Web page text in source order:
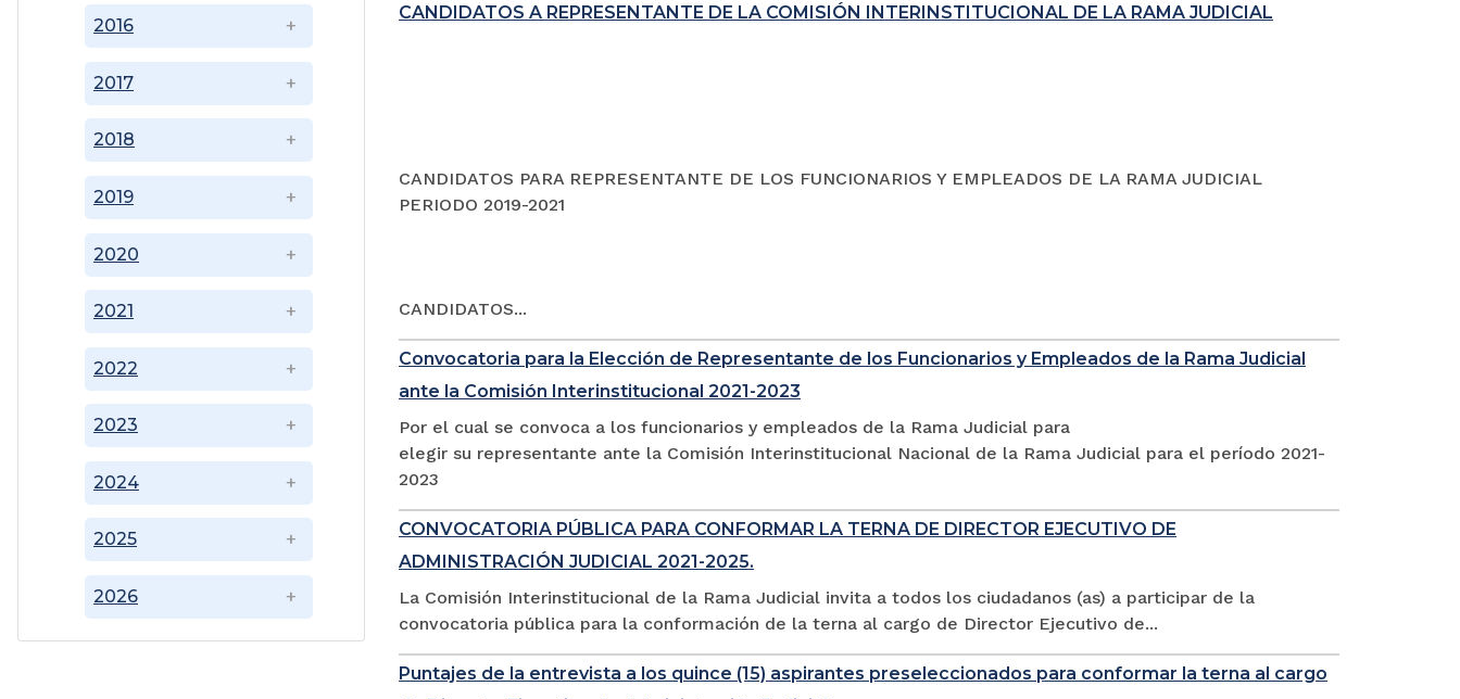
2016
2017
2018
2019
2020
2021
2022
2023
2024
2025
2026
CANDIDATOS A REPRESENTANTE DE LA COMISIÓN INTERINSTITUCIONAL DE LA RAMA JUDICIAL
CANDIDATOS PARA REPRESENTANTE DE LOS FUNCIONARIOS Y EMPLEADOS DE LA RAMA JUDICIAL
PERIODO 2019-2021
CANDIDATOS...
Convocatoria para la Elección de Representante de los Funcionarios y Empleados de la Rama Judicial
ante la Comisión Interinstitucional 2021-2023
Por el cual se convoca a los funcionarios y empleados de la Rama Judicial para
elegir su representante ante la Comisión Interinstitucional Nacional de la Rama Judicial para el período 2021-
2023
CONVOCATORIA PÚBLICA PARA CONFORMAR LA TERNA DE DIRECTOR EJECUTIVO DE
ADMINISTRACIÓN JUDICIAL 2021-2025.
La Comisión Interinstitucional de la Rama Judicial invita a todos los ciudadanos (as) a participar de la
convocatoria pública para la conformación de la terna al cargo de Director Ejecutivo de...
Puntajes de la entrevista a los quince (15) aspirantes preseleccionados para conformar la terna al cargo